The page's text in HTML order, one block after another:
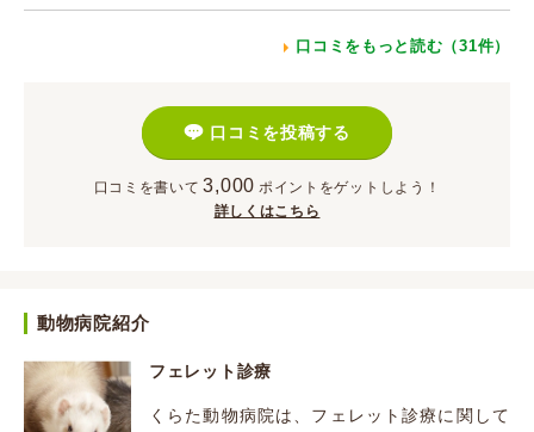
口コミをもっと読む（31件）
口コミを投稿する
口コミを書いて 3,000 ポイント をゲットしよう！
詳しくはこちら
動物病院紹介
フェレット診療
くらた動物病院は、フェレット診療に関して